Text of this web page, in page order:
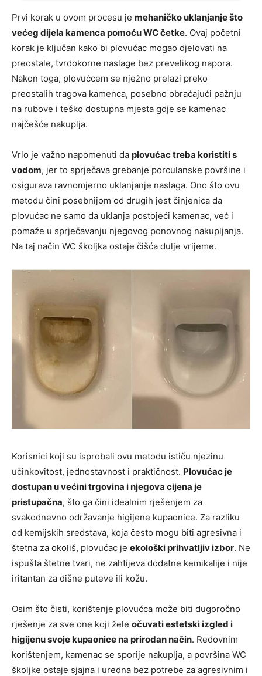
Prvi korak u ovom procesu je mehaničko uklanjanje što
većeg dijela kamenca pomoću WC četke. Ovaj početni
korak je ključan kako bi plovućac mogao djelovati na
preostale, tvrdokorne naslage bez prevelikog napora.
Nakon toga, plovućcem se nježno prelazi preko
preostalih tragova kamenca, posebno obraćajući pažnju
na rubove i teško dostupna mjesta gdje se kamenac
najčešće nakuplja.
Vrlo je važno napomenuti da plovućac treba koristiti s
vodom, jer to sprječava grebanje porculanske površine i
osigurava ravnomjerno uklanjanje naslaga. Ono što ovu
metodu čini posebnijom od drugih jest činjenica da
plovućac ne samo da uklanja postojeći kamenac, već i
pomaže u sprječavanju njegovog ponovnog nakupljanja.
Na taj način WC školjka ostaje čišća dulje vrijeme.
Korisnici koji su isprobali ovu metodu ističu njezinu
učinkovitost, jednostavnost i praktičnost. Plovućac je
dostupan u većini trgovina i njegova cijena je
pristupačna, što ga čini idealnim rješenjem za
svakodnevno održavanje higijene kupaonice. Za razliku
od kemijskih sredstava, koja često mogu biti agresivna i
štetna za okoliš, plovućac je ekološki prihvatljiv izbor. Ne
ispušta štetne tvari, ne zahtijeva dodatne kemikalije i nije
iritantan za dišne puteve ili kožu.
Osim što čisti, korištenje plovućca može biti dugoročno
rješenje za sve one koji žele očuvati estetski izgled i
higijenu svoje kupaonice na prirodan način. Redovnim
korištenjem, kamenac se sporije nakuplja, a površina WC
školjke ostaje sjajna i uredna bez potrebe za agresivnim i